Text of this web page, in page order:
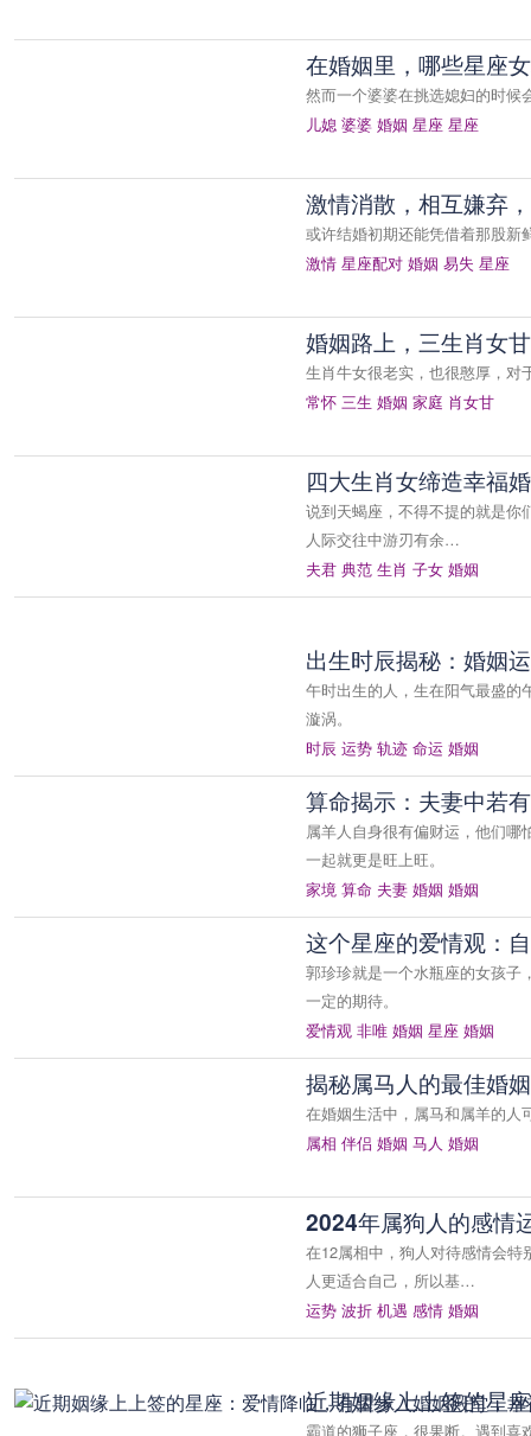
在婚姻里，哪些星座
然而一个婆婆在挑选媳妇的时候
儿媳 婆婆 婚姻 星座 星座
激情消散，相互嫌弃
或许结婚初期还能凭借着那股新
激情 星座配对 婚姻 易失 星座
婚姻路上，三生肖女
生肖牛女很老实，也很憨厚，对
常怀 三生 婚姻 家庭 肖女甘
四大生肖女缔造幸福
说到天蝎座，不得不提的就是你
人际交往中游刃有余…
夫君 典范 生肖 子女 婚姻
出生时辰揭秘：婚姻
午时出生的人，生在阳气最盛的
漩涡。
时辰 运势 轨迹 命运 婚姻
算命揭示：夫妻中若
属羊人自身很有偏财运，他们
一起就更是旺上旺。
家境 算命 夫妻 婚姻 婚姻
这个星座的爱情观：
郭珍珍就是一个水瓶座的女孩子
一定的期待。
爱情观 非唯 婚姻 星座 婚姻
揭秘属马人的最佳婚
在婚姻生活中，属马和属羊的人
属相 伴侣 婚姻 马人 婚姻
2024年属狗人的感情
在12属相中，狗人对待感情会
人更适合自己，所以基…
运势 波折 机遇 感情 婚姻
近期姻缘上上签的星
霸道的狮子座，很果断。遇到